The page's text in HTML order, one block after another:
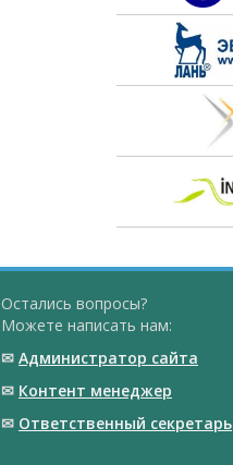
Остались вопросы?
Можете написать нам:
✉ Администратор сайта
✉ Контент менеджер
✉ Ответственный cекретарь